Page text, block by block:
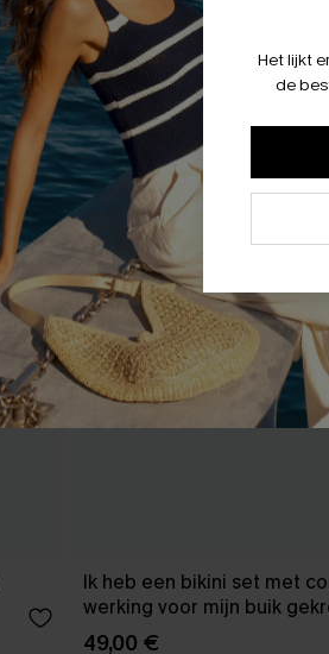
Ik heb een bikini set met
werking voor mijn buik
49,00 €
Het lijkt
de